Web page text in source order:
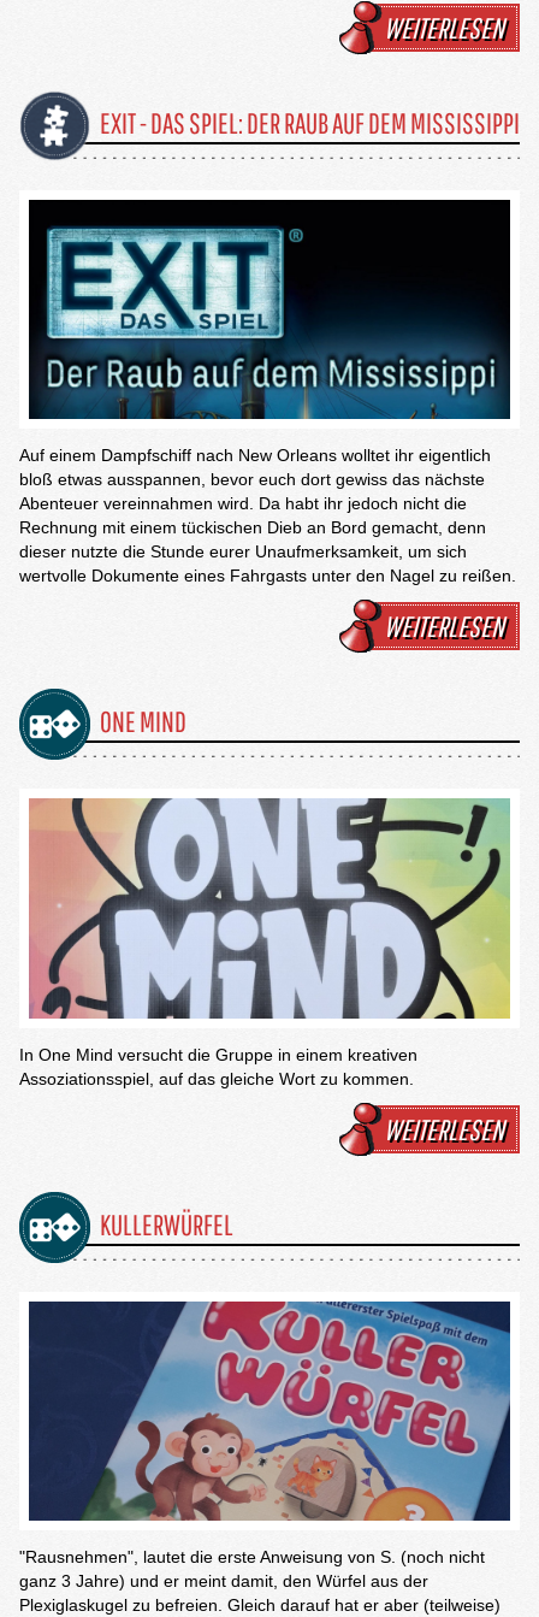
WEITERLESEN
EXIT - DAS SPIEL: DER RAUB AUF DEM MISSISSIPPI
Auf einem Dampfschiff nach New Orleans wolltet ihr eigentlich
bloß etwas ausspannen, bevor euch dort gewiss das nächste
Abenteuer vereinnahmen wird. Da habt ihr jedoch nicht die
Rechnung mit einem tückischen Dieb an Bord gemacht, denn
dieser nutzte die Stunde eurer Unaufmerksamkeit, um sich
wertvolle Dokumente eines Fahrgasts unter den Nagel zu reißen.
WEITERLESEN
ONE MIND
In One Mind versucht die Gruppe in einem kreativen
Assoziationsspiel, auf das gleiche Wort zu kommen.
WEITERLESEN
KULLERWÜRFEL
"Rausnehmen", lautet die erste Anweisung von S. (noch nicht
ganz 3 Jahre) und er meint damit, den Würfel aus der
Plexiglaskugel zu befreien. Gleich darauf hat er aber (teilweise)